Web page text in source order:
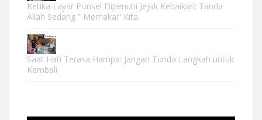
Ketika Layar Ponsel Dipenuhi Jejak Kebaikan: Tanda
Allah Sedang “ Memakai” Kita
Saat Hati Terasa Hampa: Jangan Tunda Langkah untuk
Kembali